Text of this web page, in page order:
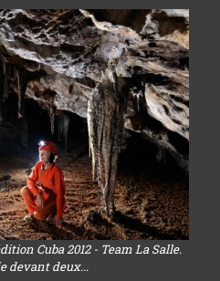
Cuba 2012 - Team La Salle.
devant deux...